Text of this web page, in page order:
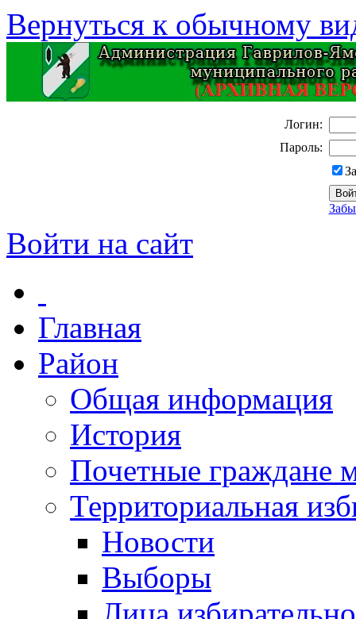
Вернуться к обычному
Логин:
Пароль:
Войти на сайт
Главная
Район
Общая информация
История
Почетные граждане
Территориальная
Новости
Выборы